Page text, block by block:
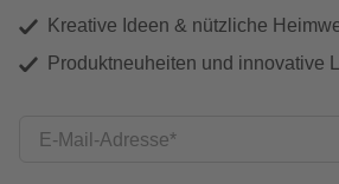
Kreative Ideen & nützliche
Produktneuheiten und innovative
E-Mail-Adresse